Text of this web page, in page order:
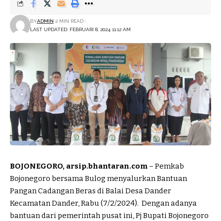
LAST UPDATED: FEBRUARI 8, 2024 11:12 AM
BYADMIN 2 MIN READ
BOJONEGORO, arsip.bhantaran.com – Pemkab
Bojonegoro bersama Bulog menyalurkan Bantuan
Pangan Cadangan Beras di Balai Desa Dander
Kecamatan Dander, Rabu (7/2/2024). Dengan adanya
bantuan dari pemerintah pusat ini, Pj Bupati Bojonegoro